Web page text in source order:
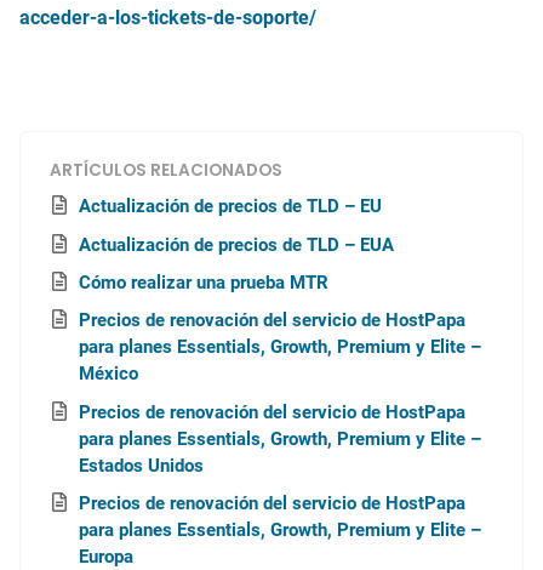
acceder-a-los-tickets-de-soporte/
ARTÍCULOS RELACIONADOS
Actualización de precios de TLD – EU
Actualización de precios de TLD – EUA
Cómo realizar una prueba MTR
Precios de renovación del servicio de HostPapa
para planes Essentials, Growth, Premium y Elite –
México
Precios de renovación del servicio de HostPapa
para planes Essentials, Growth, Premium y Elite –
Estados Unidos
Precios de renovación del servicio de HostPapa
para planes Essentials, Growth, Premium y Elite –
Europa